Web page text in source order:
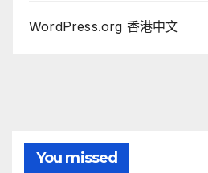
WordPress.org 香港中文
You missed